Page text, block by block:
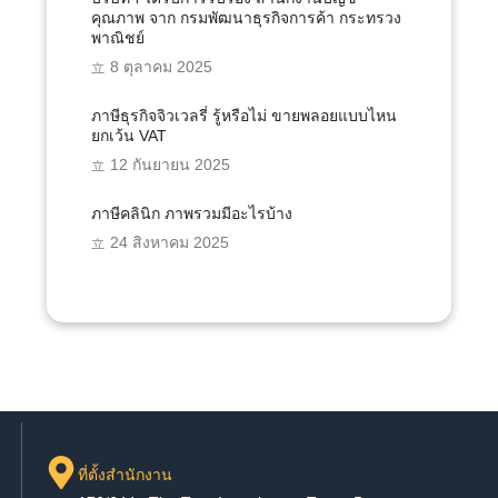
คุณภาพ จาก กรมพัฒนาธุรกิจการค้า กระทรวง
พาณิชย์
8 ตุลาคม 2025
ภาษีธุรกิจจิวเวลรี่ รู้หรือไม่ ขายพลอยแบบไหน
ยกเว้น VAT
12 กันยายน 2025
ภาษีคลินิก ภาพรวมมีอะไรบ้าง
24 สิงหาคม 2025
ที่ตั้งสำนักงาน